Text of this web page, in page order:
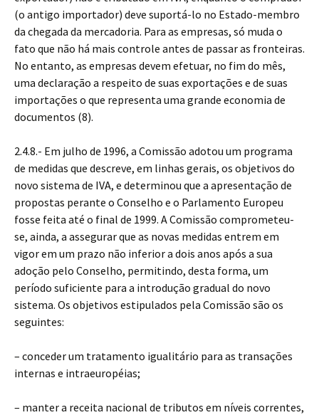
(o antigo importador) deve suportá-lo no Estado-membro
da chegada da mercadoria. Para as empresas, só muda o
fato que não há mais controle antes de passar as fronteiras.
No entanto, as empresas devem efetuar, no fim do mês,
uma declaração a respeito de suas exportações e de suas
importações o que representa uma grande economia de
documentos (8).
2.4.8.- Em julho de 1996, a Comissão adotou um programa
de medidas que descreve, em linhas gerais, os objetivos do
novo sistema de IVA, e determinou que a apresentação de
propostas perante o Conselho e o Parlamento Europeu
fosse feita até o final de 1999. A Comissão comprometeu-
se, ainda, a assegurar que as novas medidas entrem em
vigor em um prazo não inferior a dois anos após a sua
adoção pelo Conselho, permitindo, desta forma, um
período suficiente para a introdução gradual do novo
sistema. Os objetivos estipulados pela Comissão são os
seguintes:
– conceder um tratamento igualitário para as transações
internas e intraeuropéias;
– manter a receita nacional de tributos em níveis correntes,